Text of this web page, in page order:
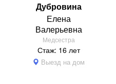
Дубровина
Елена
Валерьевна
Медсестра
Стаж: 16 лет
Выезд на дом